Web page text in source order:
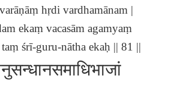
hṛdi vardhamānam |
ekaṃ vacasām agamyaṃ
śrī-guru-nātha ekaḥ || 81 ||